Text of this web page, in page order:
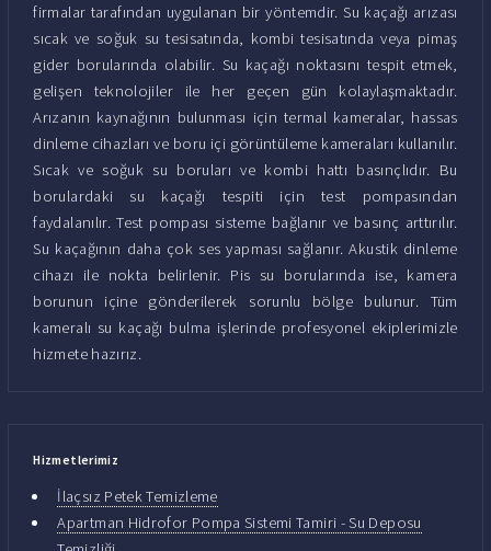
firmalar tarafından uygulanan bir yöntemdir. Su kaçağı arızası
sıcak ve soğuk su tesisatında, kombi tesisatında veya pimaş
gider borularında olabilir. Su kaçağı noktasını tespit etmek,
gelişen teknolojiler ile her geçen gün kolaylaşmaktadır.
Arızanın kaynağının bulunması için termal kameralar, hassas
dinleme cihazları ve boru içi görüntüleme kameraları kullanılır.
Sıcak ve soğuk su boruları ve kombi hattı basınçlıdır. Bu
borulardaki su kaçağı tespiti için test pompasından
faydalanılır. Test pompası sisteme bağlanır ve basınç arttırılır.
Su kaçağının daha çok ses yapması sağlanır. Akustik dinleme
cihazı ile nokta belirlenir. Pis su borularında ise, kamera
borunun içine gönderilerek sorunlu bölge bulunur. Tüm
kameralı su kaçağı bulma işlerinde profesyonel ekiplerimizle
hizmete hazırız.
Hizmetlerimiz
İlaçsız Petek Temizleme
Apartman Hidrofor Pompa Sistemi Tamiri - Su Deposu